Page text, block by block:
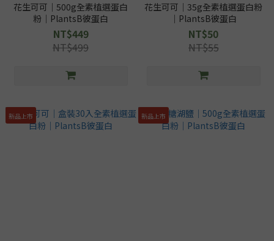
花生可可｜500g全素植選蛋白
粉｜PlantsB彼蛋白
NT$449
NT$499
花生可可｜35g全素植選蛋白粉
｜PlantsB彼蛋白
NT$50
NT$55
新品上市 新品上市